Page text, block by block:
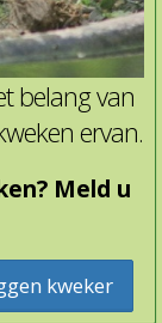
belang van
ervan.
Meld u
kweker